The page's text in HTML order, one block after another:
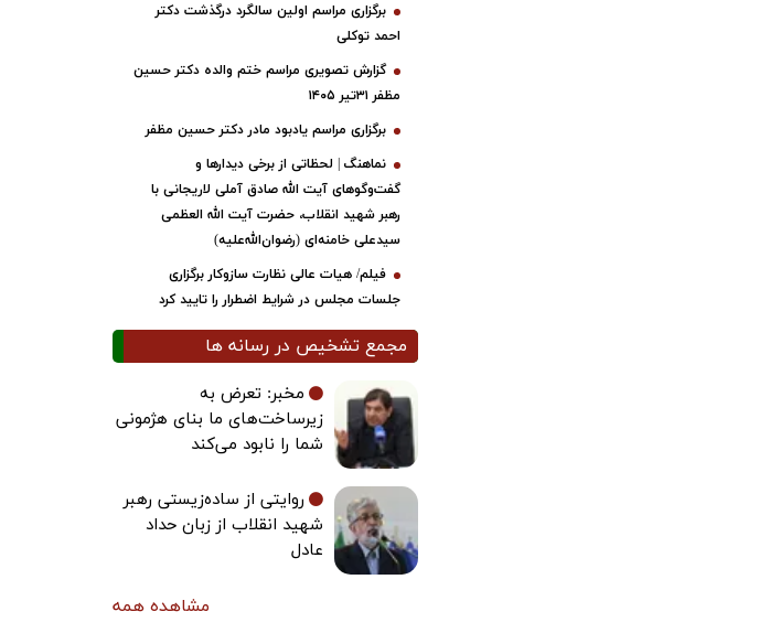
برگزاری مراسم اولین سالگرد درگذشت دکتر
احمد توکلی
گزارش تصویری مراسم ختم والده دکتر حسین
مظفر ۳۱تیر ۱۴۰۵
برگزاری مراسم یادبود مادر دکتر حسین مظفر
نماهنگ | لحظاتی از برخی دیدارها و
گفت‌وگوهای آیت ‌الله صادق آملی لاریجانی با
رهبر شهید انقلاب، حضرت آیت‌ الله العظمی
سیدعلی خامنه‌ای (رضوان‌الله‌علیه)
فیلم/ هیات عالی نظارت سازوکار برگزاری
جلسات مجلس در شرایط اضطرار را تایید کرد
مجمع تشخیص در رسانه ها
مخبر: تعرض به
زیرساخت‌های ما بنای هژمونی
شما را نابود می‌کند
روایتی از ساده‌زیستی رهبر
شهید انقلاب از زبان حداد
عادل
مشاهده همه